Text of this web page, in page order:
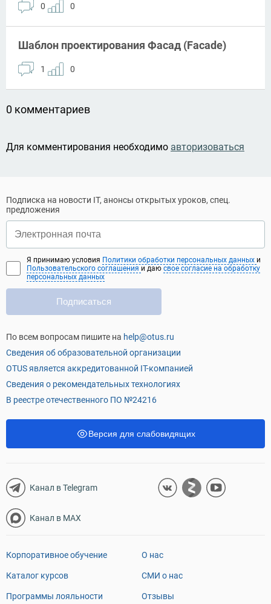
0 0
Шаблон проектирования Фасад (Facade)
1 0
0 комментариев
Для комментирования необходимо авторизоваться
Подписка на новости IT, анонсы открытых уроков, спец.
предложения
Подписаться
Я принимаю условия Политики обработки персональных данных и
Пользовательского соглашения и даю свое согласие на обработку
персональных данных
По всем вопросам пишите на help@otus.ru
Сведения об образовательной организации
OTUS является аккредитованной IT-компанией
Сведения о рекомендательных технологиях
В реестре отечественного ПО №24216
Версия для слабовидящих
Канал в Telegram
Канал в MAX
Корпоративное обучение
Каталог курсов
Программы лояльности
О нас
СМИ о нас
Отзывы